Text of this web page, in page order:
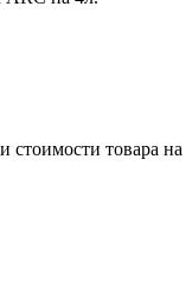
товара на